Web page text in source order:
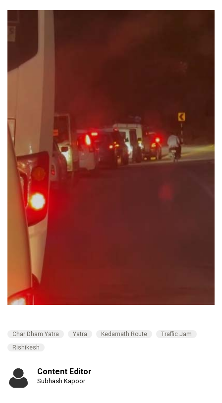
Char Dham Yatra Yatra Kedarnath Route
Traffic Jam
Rishikesh
Content Editor
Subhash Kapoor